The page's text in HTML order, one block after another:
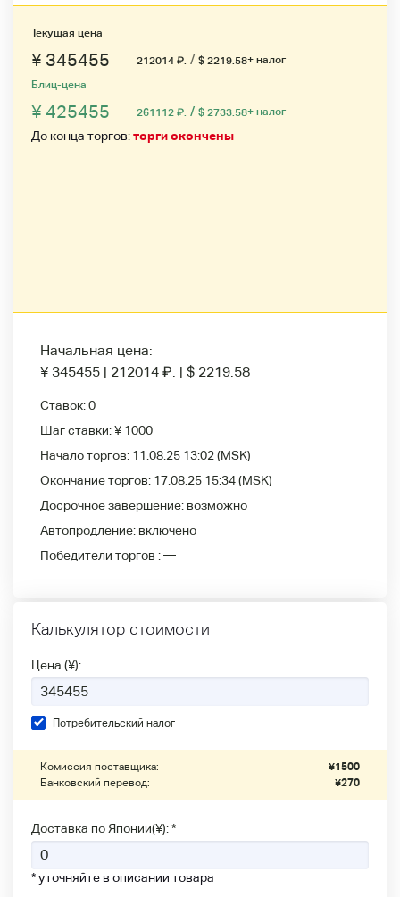
Текущая цена
¥ 345455 212014 ₽. / $ 2219.58+ налог
Блиц-цена
¥ 425455 261112 ₽. / $ 2733.58+ налог
До конца торгов:торги окончены
Начальная цена:
¥ 345455 | 212014 ₽. | $ 2219.58
Ставок:0
Шаг ставки:¥ 1000
Начало торгов: 11.08.25 13:02(MSK)
Окончание торгов: 17.08.25 15:34(MSK)
Досрочное завершение: возможно
Автопродление: включено
Победители
торгов :—
Калькулятор стоимости
Цена (¥):
Потребительский налог
Комиссия поставщика: ¥1500
Банковский перевод:
¥270
Доставка по Японии(¥): *
* уточняйте в описании товара